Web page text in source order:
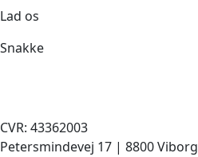
Lad os
Snakke
CVR: 43362003
Petersmindevej 17 | 8800 Viborg